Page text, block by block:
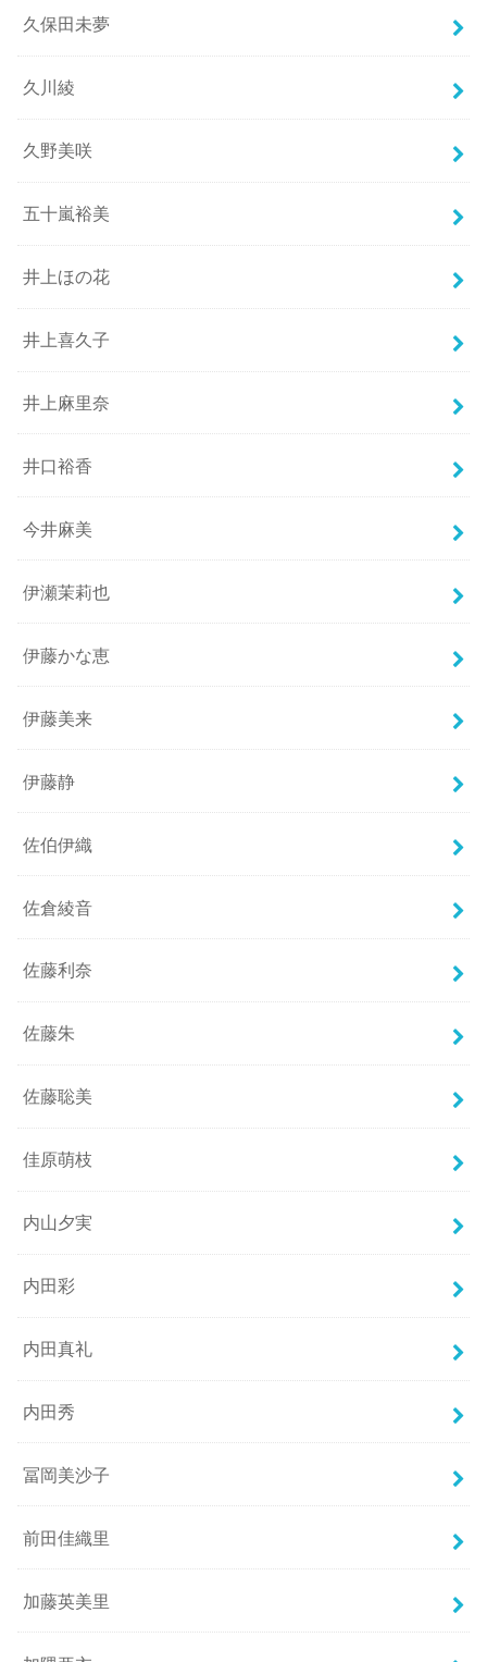
久保田未夢
久川綾
久野美咲
五十嵐裕美
井上ほの花
井上喜久子
井上麻里奈
井口裕香
今井麻美
伊瀬茉莉也
伊藤かな恵
伊藤美来
伊藤静
佐伯伊織
佐倉綾音
佐藤利奈
佐藤朱
佐藤聡美
佳原萌枝
内山夕実
内田彩
内田真礼
内田秀
冨岡美沙子
前田佳織里
加藤英美里